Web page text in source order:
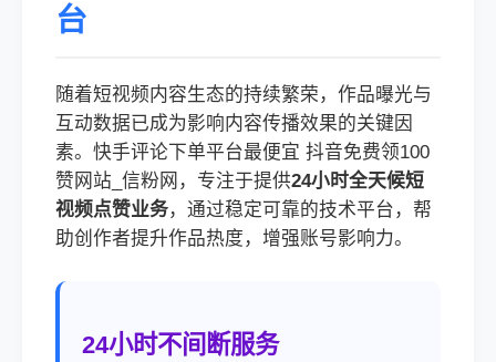
台
随着短视频内容生态的持续繁荣，作品曝光与
互动数据已成为影响内容传播效果的关键因
素。快手评论下单平台最便宜 抖音免费领100
赞网站_信粉网，专注于提供24小时全天候短
视频点赞业务，通过稳定可靠的技术平台，帮
助创作者提升作品热度，增强账号影响力。
24小时不间断服务